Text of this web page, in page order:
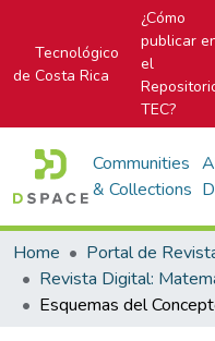
Tecnológico
de Costa Rica
¿Cómo
publicar
el
TEC?
Communities
& Collections
Home